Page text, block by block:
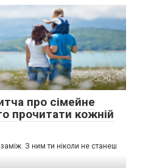
0
про сімейне
прочитати кожній
З ним ти ніколи не станеш